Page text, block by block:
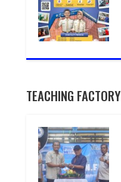
TEACHING FACTORY